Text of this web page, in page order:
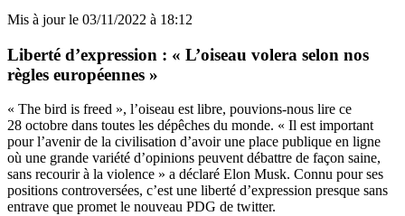
Mis à jour le 03/11/2022 à 18:12
Liberté d’expression : « L’oiseau volera selon nos
règles européennes »
« The bird is freed », l’oiseau est libre, pouvions-nous lire ce
28 octobre dans toutes les dépêches du monde. « Il est important
pour l’avenir de la civilisation d’avoir une place publique en ligne
où une grande variété d’opinions peuvent débattre de façon saine,
sans recourir à la violence » a déclaré Elon Musk. Connu pour ses
positions controversées, c’est une liberté d’expression presque sans
entrave que promet le nouveau PDG de twitter.